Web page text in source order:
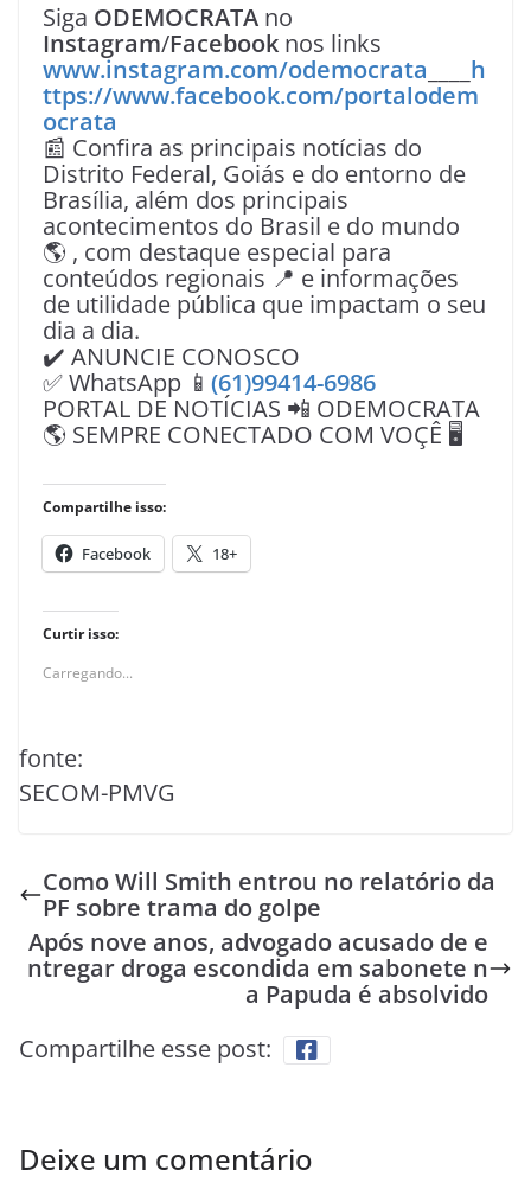
Siga ODEMOCRATA no
Instagram/Facebook nos links
www.instagram.com/odemocrata
h
ttps://www.facebook.com/portalodem
ocrata
📰 Confira as principais notícias do
Distrito Federal, Goiás e do entorno de
Brasília, além dos principais
acontecimentos do Brasil e do mundo
🌎 , com destaque especial para
conteúdos regionais 📍 e informações
de utilidade pública que impactam o seu
dia a dia.
✔️ ANUNCIE CONOSCO
✅ WhatsApp 📱 (61)99414-6986
PORTAL DE NOTÍCIAS 📲 ODEMOCRATA
🌎 SEMPRE CONECTADO COM VOÇÊ 🖥️
Compartilhe isso:
Facebook 18+
Curtir isso:
Carregando...
fonte:
SECOM-PMVG
Como Will Smith entrou no relatório da
PF sobre trama do golpe
Após nove anos, advogado acusado de e
ntregar droga escondida em sabonete n
a Papuda é absolvido
Compartilhe esse post:
Deixe um comentário